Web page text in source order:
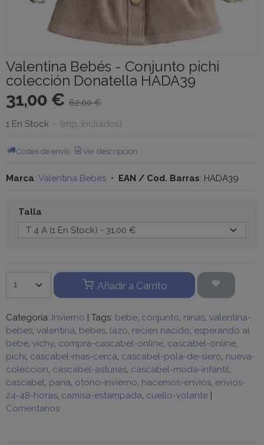
Valentina Bebés - Conjunto pichi
colección Donatella HADA39
31,00 € 62,00 €
1 En Stock - (Imp. Incluidos)
Costes de envío Ver descripción
Marca: Valentina Bebés • EAN / Cod. Barras: HADA39
Talla
Añadir a Carrito
Categoría: Invierno | Tags: bebe conjunto ninas valentina-
bebes valentina bebes lazo recien nacido esperando al
bebe vichy compra-cascabel-online cascabel-online
pichi cascabel-mas-cerca cascabel-pola-de-siero nueva-
coleccion cascabel-asturias cascabel-moda-infantil
cascabel pana otono-invierno hacemos-envios envios-
24-48-horas camisa-estampada cuello-volante |
Comentarios